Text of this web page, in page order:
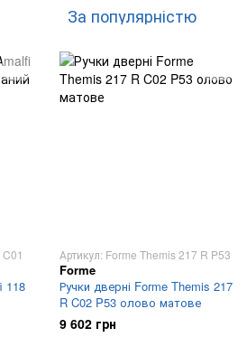
За популярністю
118
Артикул: Forme Themis 217 R P53
Forme
Ручки дверні Forme Themis 217
R C02 P53 олово матове
9 602 грн